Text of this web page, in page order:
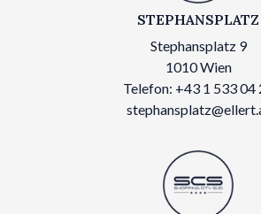
STEPHANSPLATZ
Stephansplatz 9
1010 Wien
Telefon: +43 1 533 04